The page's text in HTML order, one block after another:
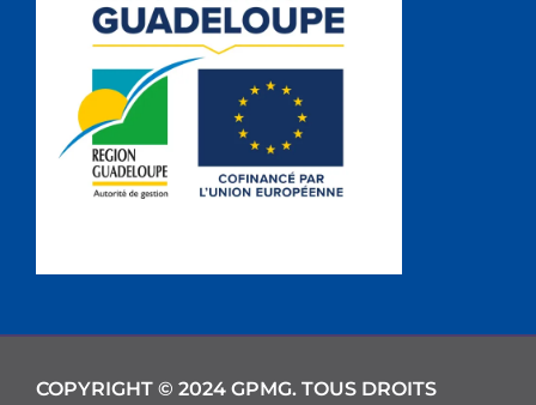
COPYRIGHT © 2024 GPMG. TOUS DROITS